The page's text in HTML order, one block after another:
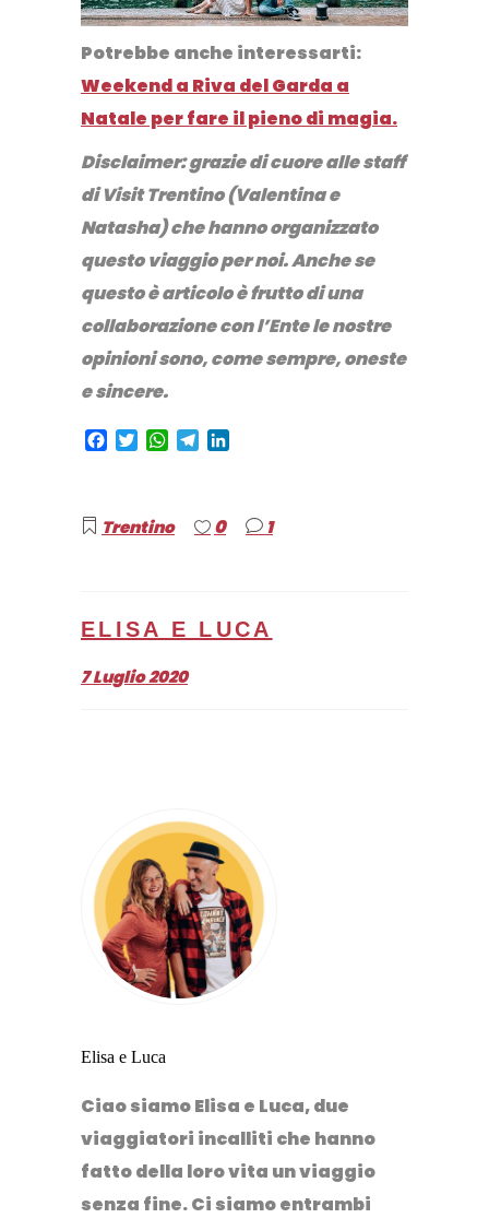
Potrebbe anche interessarti:
Weekend a Riva del Garda a
Natale per fare il pieno di magia.
Disclaimer: grazie di cuore alle staff
di Visit Trentino (Valentina e
Natasha) che hanno organizzato
questo viaggio per noi. Anche se
questo è articolo è frutto di una
collaborazione con l’Ente le nostre
opinioni sono, come sempre, oneste
e sincere.
Facebook
TwitterWhatsApp
Telegram
Trentino 0 1
ELISA E LUCA
7 Luglio 2020
Elisa e Luca
Ciao siamo Elisa e Luca, due
viaggiatori incalliti che hanno
fatto della loro vita un viaggio
senza fine. Ci siamo entrambi